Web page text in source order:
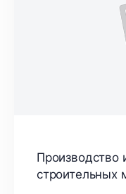
Производство
строительных